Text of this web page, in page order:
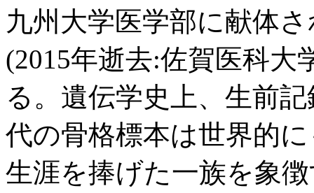
九州大学医学部に献体
(2015年逝去:佐賀医科
る。遺伝学史上、生前
代の骨格標本は世界的
生涯を捧げた一族を象